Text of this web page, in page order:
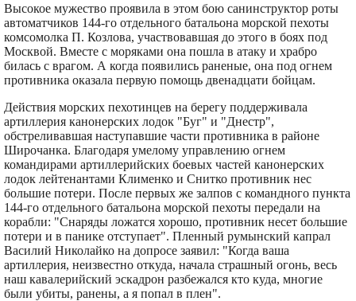
Высокое мужество проявила в этом бою санинструктор роты
автоматчиков 144-го отдельного батальона морской пехоты
комсомолка П. Козлова, участвовавшая до этого в боях под
Москвой. Вместе с моряками она пошла в атаку и храбро
билась с врагом. А когда появились раненые, она под огнем
противника оказала первую помощь двенадцати бойцам.
Действия морских пехотинцев на берегу поддерживала
артиллерия канонерских лодок "Буг" и "Днестр",
обстреливавшая наступавшие части противника в районе
Широчанка. Благодаря умелому управлению огнем
командирами артиллерийских боевых частей канонерских
лодок лейтенантами Клименко и Снитко противник нес
большие потери. После первых же залпов с командного пункта
144-го отдельного батальона морской пехоты передали на
корабли: "Снаряды ложатся хорошо, противник несет большие
потери и в панике отступает". Пленный румынский капрал
Василий Николайко на допросе заявил: "Когда ваша
артиллерия, неизвестно откуда, начала страшный огонь, весь
наш кавалерийский эскадрон разбежался кто куда, многие
были убиты, ранены, а я попал в плен".